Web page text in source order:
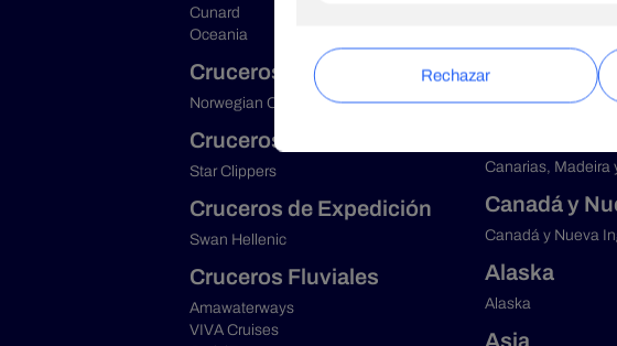
Cunard
Oceania
Cruceros populares
Norwegian Cruise Line
Cruceros en Velero
Star Clippers
Cruceros de Expedición
Swan Hellenic
Cruceros Fluviales
Amawaterways
VIVA Cruises
Islas Británicas
Todo Norte de
Canarias, Madeira
Canadá y
Canadá y Nueva
Alaska
Alaska
Asia